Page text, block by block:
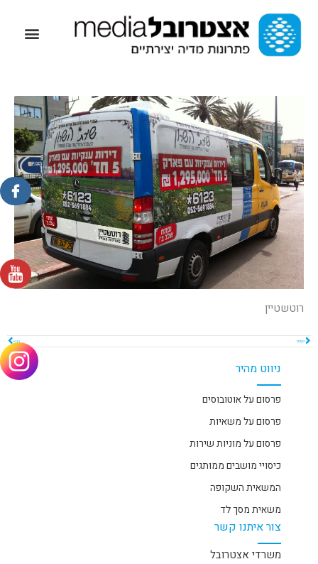
רוטשטיין
הקודם הבא
צור איתנו קשר
משרדי אצטרובל
ניווט מהיר
פרסום על אוטובוסים
פרסום על משאיות
פרסום על מוניות שירות
כיסויי מושבים ממותגים
המשאית השקופה
משאית מסך לד